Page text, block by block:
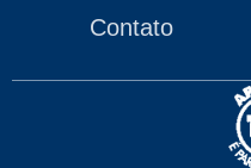
Contato